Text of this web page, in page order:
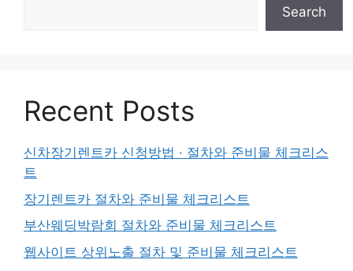
Search
Recent Posts
신차장기렌트카 신청방법 · 절차와 준비물 체크리스
트
장기렌트카 절차와 준비물 체크리스트
부산웨딩박람회 절차와 준비물 체크리스트
웹사이트 상위노출 절차 및 준비물 체크리스트